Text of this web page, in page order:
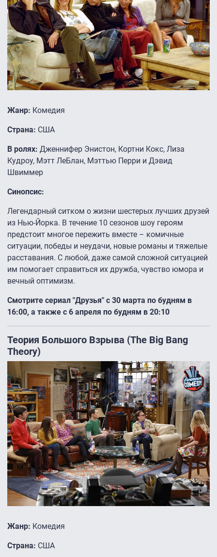
Жанр: Комедия
Страна: США
В ролях: Дженнифер Энистон, Кортни Кокс, Лиза
Кудроу, Мэтт ЛеБлан, Мэттью Перри и Дэвид
Швиммер
Синопсис:
Легендарный ситком о жизни шестерых лучших друзей
из Нью-Йорка. В течение 10 сезонов шоу героям
предстоит многое пережить вместе – комичные
ситуации, победы и неудачи, новые романы и тяжелые
расставания. С любой, даже самой сложной ситуацией
им помогает справиться их дружба, чувство юмора и
вечный оптимизм.
Смотрите сериал "Друзья" с 30 марта по будням в
16:00, а также с 6 апреля по будням в 20:10
Теория Большого Взрыва (The Big Bang
Theory)
Жанр: Комедия
Страна: США